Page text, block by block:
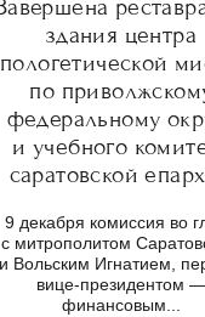
здания центра
по
федеральному
и учебного
саратовской
9 декабря комиссия во
с митрополитом
и Вольским Игнатием,
вице-президентом —
финансовым...